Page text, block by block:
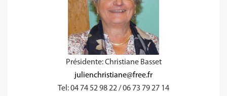
Présidente: Christiane Basset
julienchristiane@free.fr
Tel: 04 74 52 98 22 / 06 73 79 27 14